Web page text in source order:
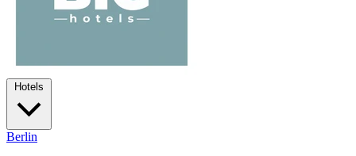
Berlin